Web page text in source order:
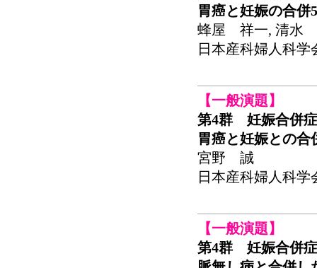
胃癌と妊娠の合併
蜂屋 祥一, 清水
日本産科婦人科学
【一般演題】
第4群 妊娠合併症
胃癌と妊娠との合
宮野 誠
日本産科婦人科学
【一般演題】
第4群 妊娠合併症